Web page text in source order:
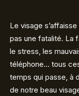
Le visage
pas une fatalité. La
le stress, les
téléphone… tous
temps qui passe, à
de notre beau